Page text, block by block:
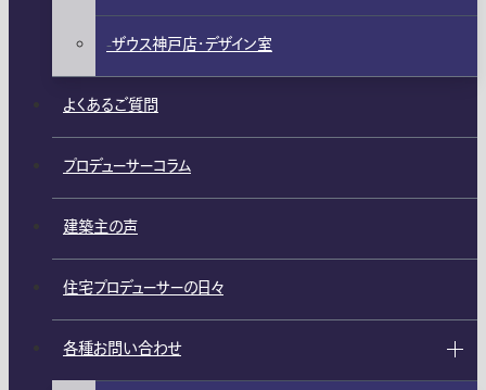
ザウス神戸店・デザイン室
よくあるご質問
プロデューサーコラム
建築主の声
住宅プロデューサーの日々
各種お問い合わせ